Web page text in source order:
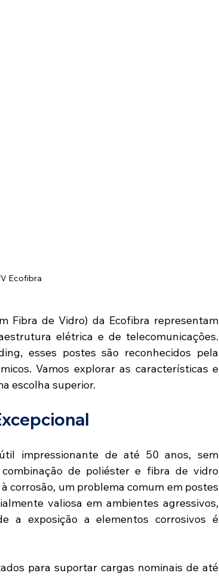
Ecofibra
Fibra de Vidro) da Ecofibra representam
elétrica e de telecomunicações.
esses postes são reconhecidos pela
Vamos explorar as características e
escolha superior.
impressionante de até 50 anos, sem
de poliéster e fibra de vidro
corrosão, um problema comum em postes
valiosa em ambientes agressivos,
a exposição a elementos corrosivos é
para suportar cargas nominais de até